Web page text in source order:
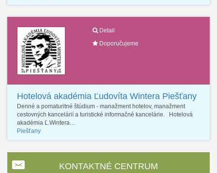
Detail
Doporučujeme
Hotelová akadémia Ľudovíta Wintera Piešťany
Denné a pomaturitné štúdium - manažment hotelov, manažment
cestovných kancelárií a turistické informačné kancelárie. Hotelová
akadémia Ľ.Wintera…
Piešťany
KONTAKTNÉ CENTRUM